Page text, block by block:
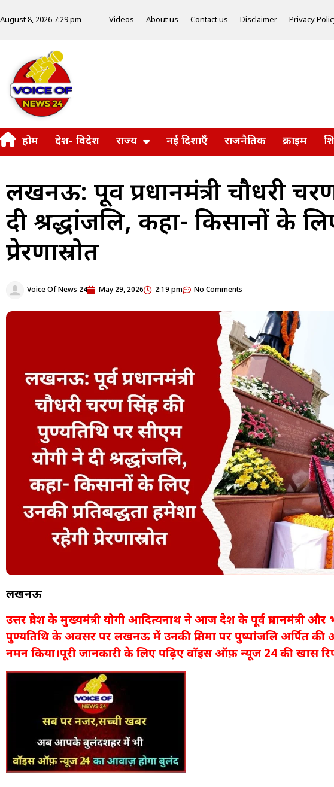
August 8, 2026 7:29 pm Videos About us Contact us Disclaimer Privacy
होम देश- विदेश राज्य नई दिशाएँ राजनैतिक क्राइम
लखनऊ: पूर्व प्रधानमंत्री चौधरी
दी श्रद्धांजलि, कहा- किसानों के
प्रेरणास्रोत
Voice Of News 24 May 29, 2026 2:19 pm No Comments
लखनऊ
उत्तर प्रदेश के मुख्यमंत्री योगी आदित्यनाथ ने आज देश के पूर्व प्रधानमंत्री
पुण्यतिथि के अवसर पर लखनऊ में उनकी प्रतिमा पर पुष्पांजलि अर्पित की
नमन किया।पूरी जानकारी के लिए पढ़िए वाॅइस ऑफ़ न्यूज 24 की खास